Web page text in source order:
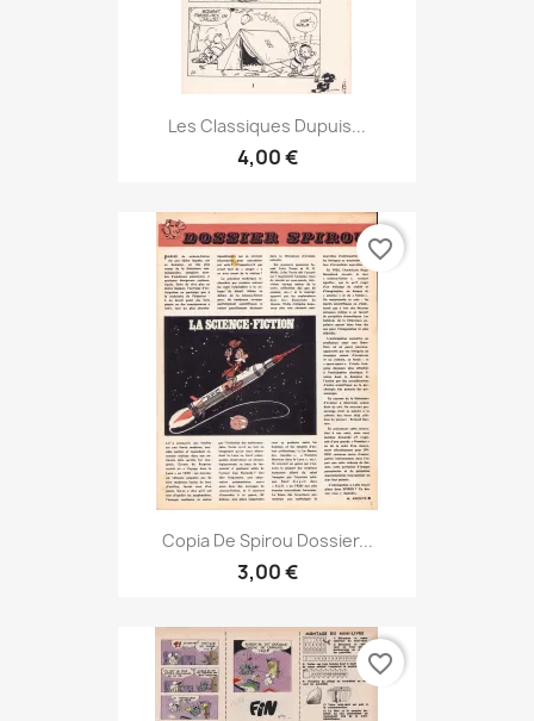
Les Classiques Dupuis...
4,00 €
Copia De Spirou Dossier...
3,00 €
favorite_border
favorite_border